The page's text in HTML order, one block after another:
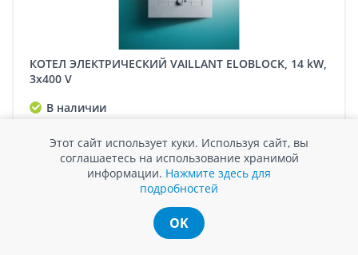
КОТЕЛ ЭЛЕКТРИЧЕСКИЙ VAILLANT ELOBLOCK, 14 kW,
3x400 V
В наличии
21548 MDL / шт.
Этот сайт использует куки. Используя сайт, вы
соглашаетесь на использование хранимой
информации. Нажмите здесь для
подробностей
OK